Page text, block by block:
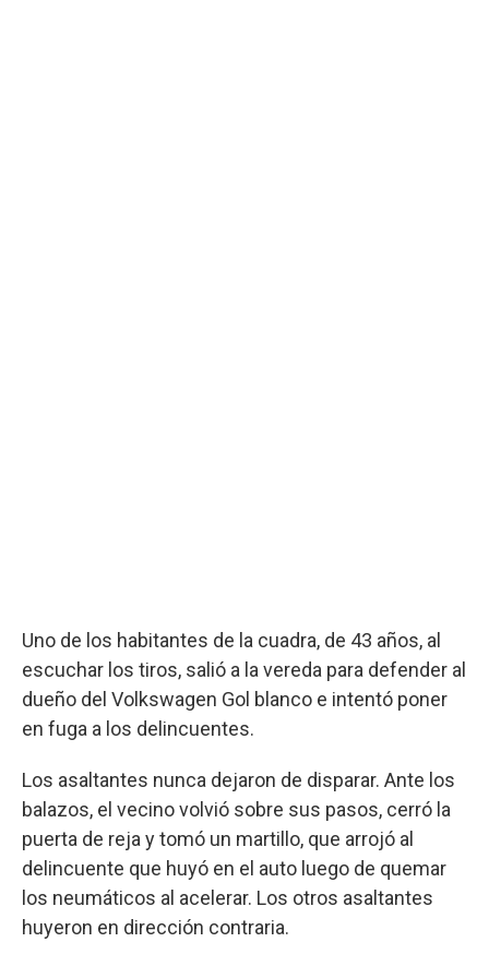
Uno de los habitantes de la cuadra, de 43 años, al
escuchar los tiros, salió a la vereda para defender al
dueño del Volkswagen Gol blanco e intentó poner
en fuga a los delincuentes.
Los asaltantes nunca dejaron de disparar. Ante los
balazos, el vecino volvió sobre sus pasos, cerró la
puerta de reja y tomó un martillo, que arrojó al
delincuente que huyó en el auto luego de quemar
los neumáticos al acelerar. Los otros asaltantes
huyeron en dirección contraria.